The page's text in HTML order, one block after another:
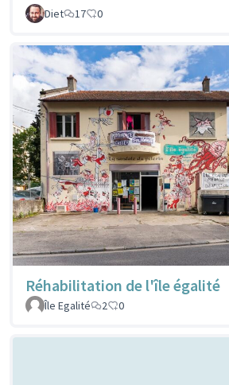
Diet 17 0
Réhabilitation de l'île égalité
Île Egalité
2 0